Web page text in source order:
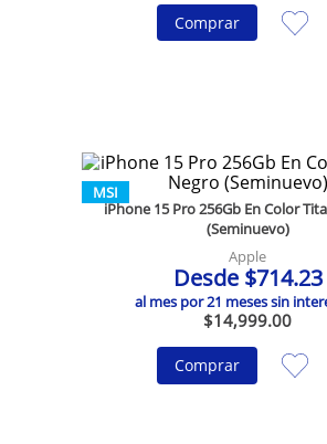
Comprar
MSI
iPhone 15 Pro 256Gb En Color
(Seminuevo)
Apple
Desde $714.23
al mes por21 meses sin
$14,999.00
Comprar